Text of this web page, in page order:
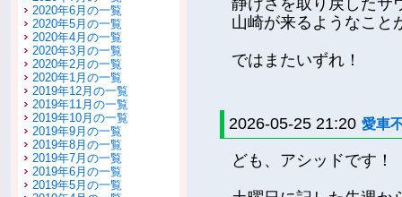
2020年6月の一覧
2020年5月の一覧
2020年4月の一覧
2020年3月の一覧
2020年2月の一覧
2020年1月の一覧
2019年12月の一覧
2019年11月の一覧
2019年10月の一覧
2019年9月の一覧
2019年8月の一覧
2019年7月の一覧
2019年6月の一覧
2019年5月の一覧
静けさを取り戻したサ
山崎が来るようなこと
ではまたいずれ！
2026-05-25 21:20 愛車
ども、アシッドです！